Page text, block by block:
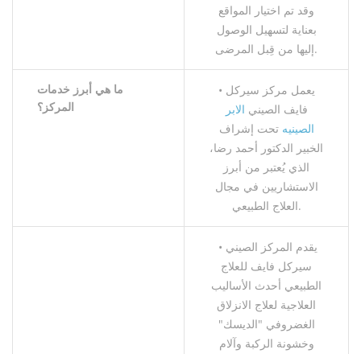
وقد تم اختيار المواقع
بعناية لتسهيل الوصول
إليها من قِبل المرضى.
ما هي أبرز خدمات
المركز؟
• يعمل مركز سيركل
فايف الصيني الابر
الصينيه تحت إشراف
الخبير الدكتور أحمد رضا،
الذي يُعتبر من أبرز
الاستشاريين في مجال
العلاج الطبيعي.
• يقدم المركز الصيني
سيركل فايف للعلاج
الطبيعي أحدث الأساليب
العلاجية لعلاج الانزلاق
الغضروفي "الديسك"
وخشونة الركبة وآلام